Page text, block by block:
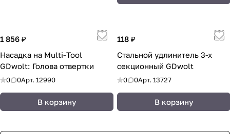
1 856 ₽
Насадка на Multi-Tool
GDwolt: Голова отвертки
0 0Арт. 12990
В корзину
118 ₽
Стальной удлинитель 3-х
секционный GDwolt
0 0Арт. 13727
В корзину